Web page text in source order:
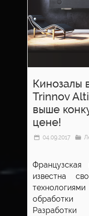
Кинозалы
Trinnov
выше
цене!
04.09.2017
известна
обработки